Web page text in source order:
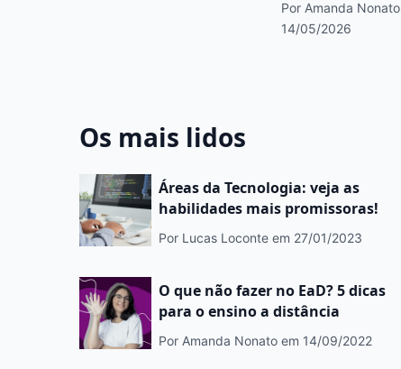
Por Amanda Nonato
14/05/2026
Os mais lidos
Áreas da Tecnologia: veja as
habilidades mais promissoras!
Por Lucas Loconte em 27/01/2023
O que não fazer no EaD? 5 dicas
para o ensino a distância
Por Amanda Nonato em 14/09/2022